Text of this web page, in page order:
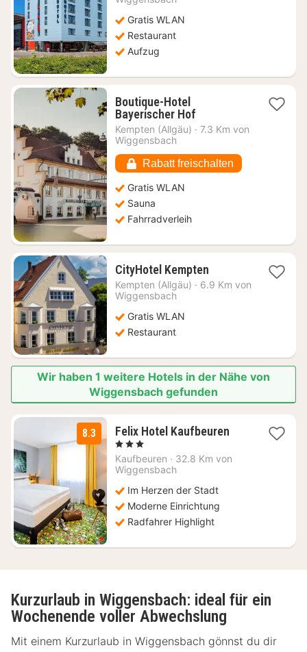
Gratis WLAN
Restaurant
Aufzug
Boutique-Hotel
Bayerischer Hof1
Nacht
€
Kempten (Allgäu) · 7.3 Km von
Wiggensbach
Rabatt freischalten
Gratis WLAN
Sauna
Fahrradverleih
CityHotel Kempten1
Nacht
Kempten (Allgäu) · 6.9 Km von
Wiggensbach
Gratis WLAN
Restaurant
Wir haben 1 weitere Hotels in der Nähe von
Wiggensbach gefunden
8.3 Felix Hotel Kaufbeuren1
ab
, 3 Sterne
Kaufbeuren · 32.8 Km von
Wiggensbach
Im Herzen der Stadt
Moderne Einrichtung
Radfahrer Highlight
Kurzurlaub in Wiggensbach: ideal für ein
Wochenende voller Abwechslung
Mit einem Kurzurlaub in Wiggensbach gönnst du dir